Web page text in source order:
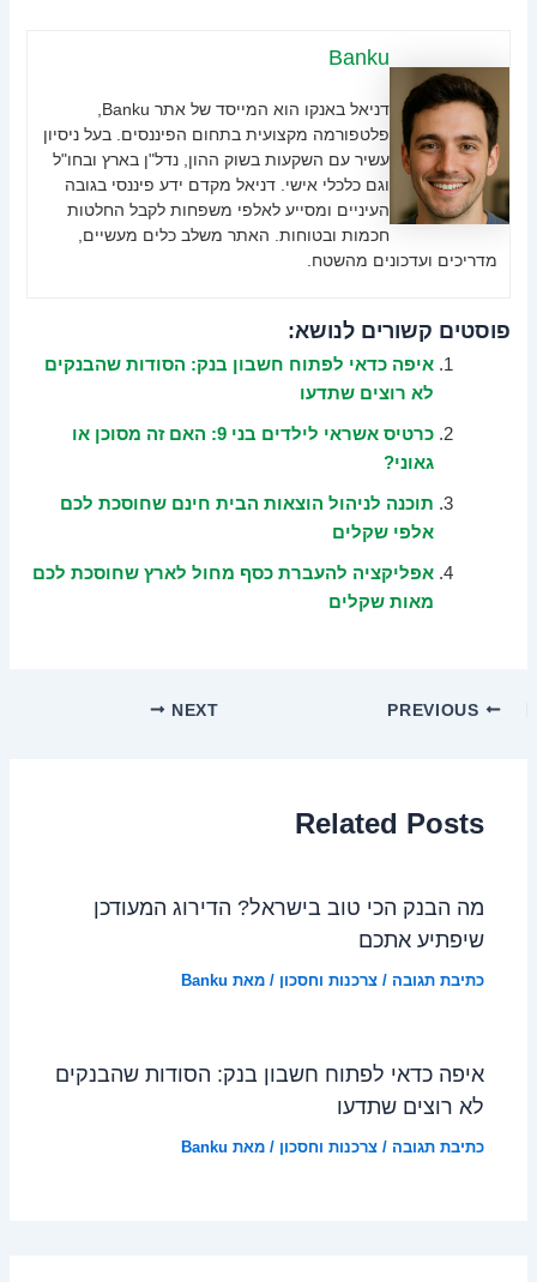
Banku
דניאל באנקו הוא המייסד של אתר Banku,
פלטפורמה מקצועית בתחום הפיננסים. בעל ניסיון
עשיר עם השקעות בשוק ההון, נדל"ן בארץ ובחו"ל
וגם כלכלי אישי. דניאל מקדם ידע פיננסי בגובה
העיניים ומסייע לאלפי משפחות לקבל החלטות
חכמות ובטוחות. האתר משלב כלים מעשיים,
מדריכים ועדכונים מהשטח.
פוסטים קשורים לנושא:
איפה כדאי לפתוח חשבון בנק: הסודות שהבנקים
לא רוצים שתדעו
כרטיס אשראי לילדים בני 9: האם זה מסוכן או
גאוני?
תוכנה לניהול הוצאות הבית חינם שחוסכת לכם
אלפי שקלים
אפליקציה להעברת כסף מחול לארץ שחוסכת לכם
מאות שקלים
NEXT
Related Posts
מה הבנק הכי טוב בישראל? הדירוג המעודכן
שיפתיע אתכם
כתיבת תגובה /צרכנות וחסכון / מאת Banku
איפה כדאי לפתוח חשבון בנק: הסודות שהבנקים
לא רוצים שתדעו
כתיבת תגובה /צרכנות וחסכון / מאת Banku